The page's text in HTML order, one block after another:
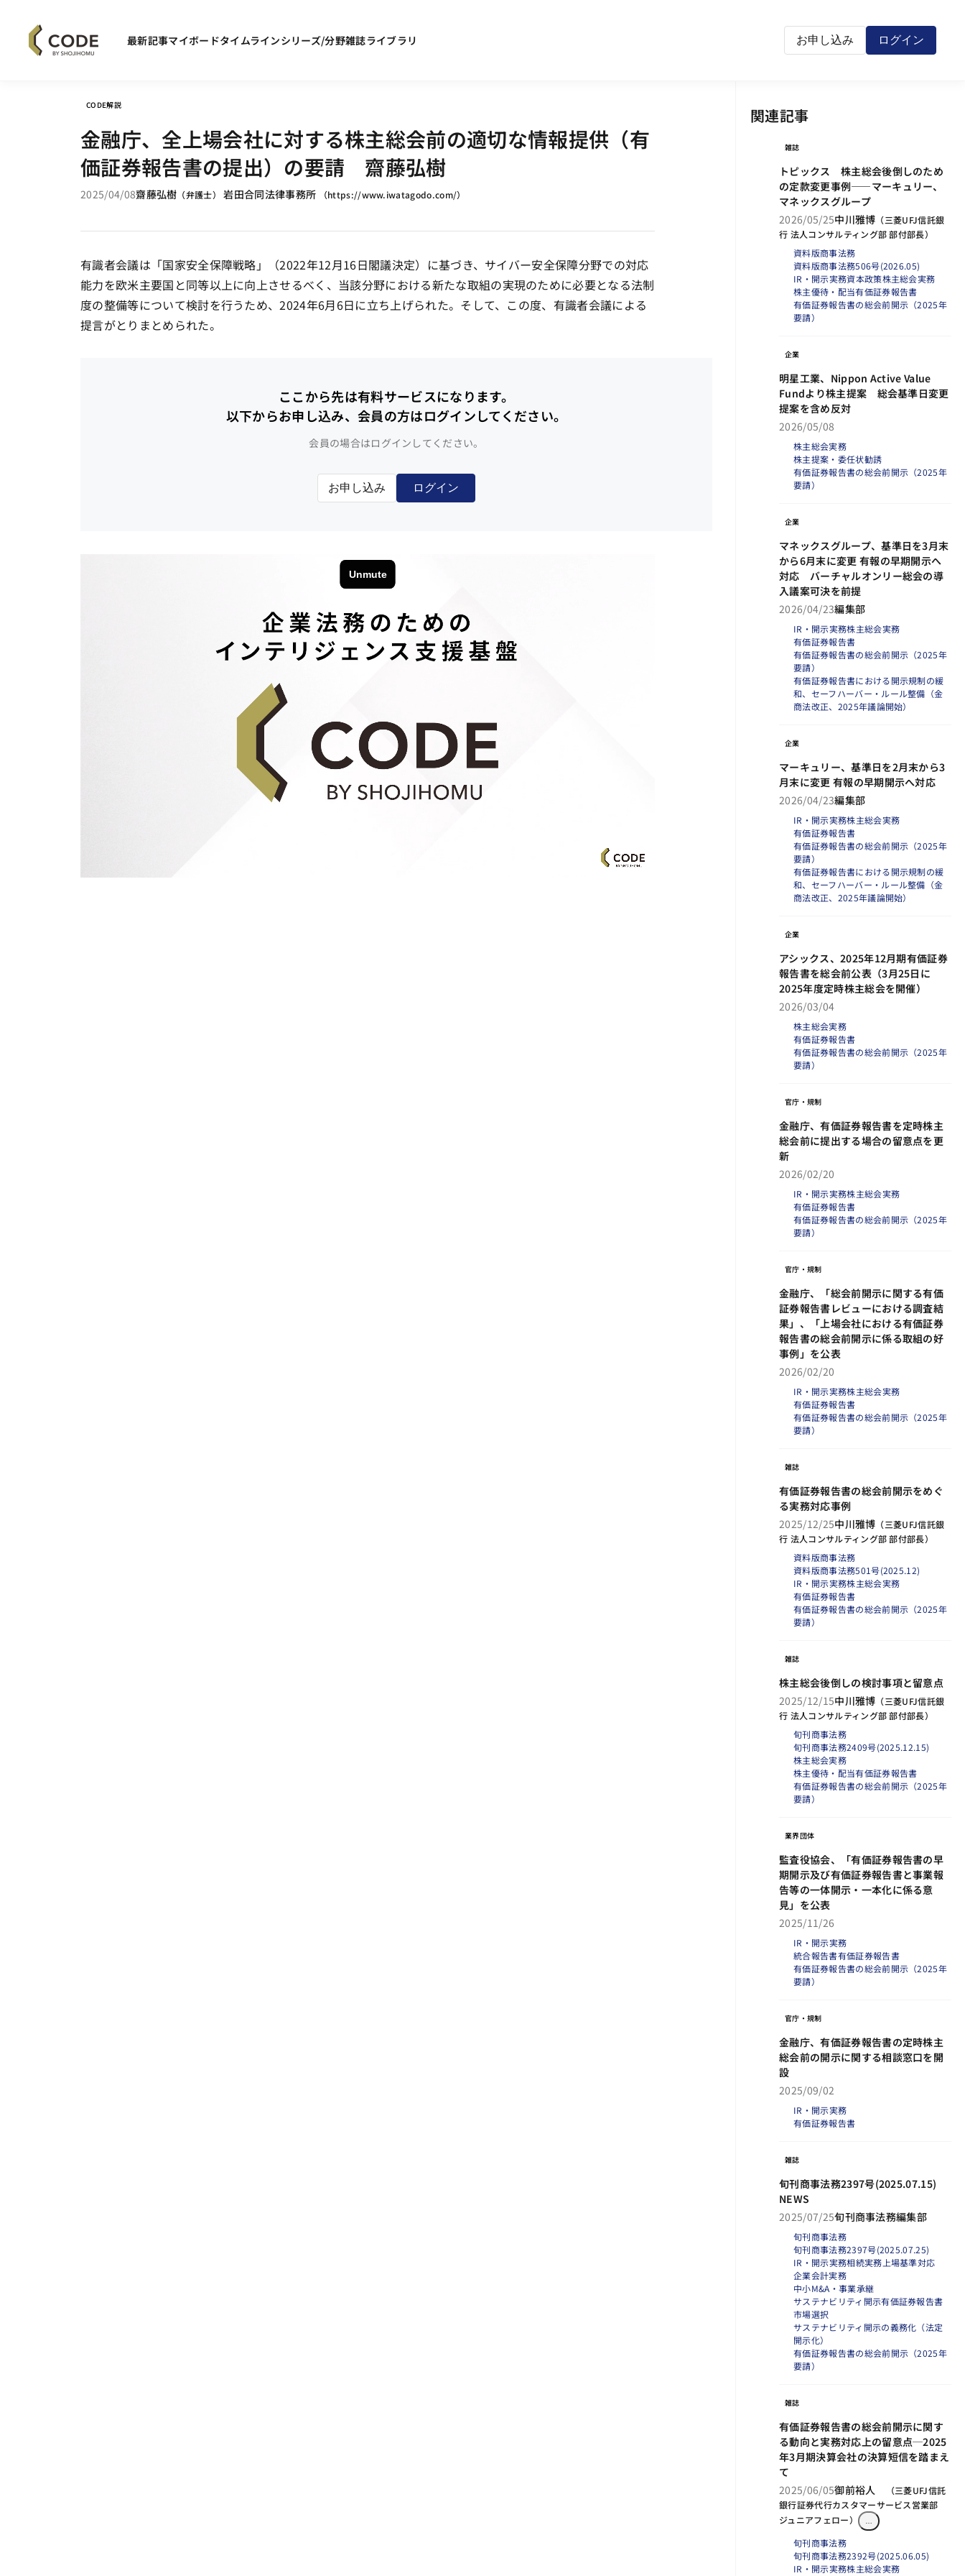
最新記事マイボードタイムラインシリーズ/分野雑誌ライブラリ お申し込み ログイン
CODE解説
金融庁、全上場会社に対する株主総会前の適切な情報提供（有
価証券報告書の提出）の要請 齋藤弘樹
2025/04/08齋藤弘樹 （弁護士） 岩田合同法律事務所 （https://www.iwatagodo.com/）
有識者会議は「国家安全保障戦略」（2022年12月16日閣議決定）に基づき、サイバー安全保障分野での対応
能力を欧米主要国と同等以上に向上させるべく、当該分野における新たな取組の実現のために必要となる法制
度の整備等について検討を行うため、2024年6月6日に立ち上げられた。そして、この度、有識者会議による
提言がとりまとめられた。
ここから先は有料サービスになります。
以下からお申し込み、会員の方はログインしてください。
会員の場合はログインしてください。
お申し込み ログイン
関連記事
雑誌
トピックス 株主総会後倒しのため
の定款変更事例――マーキュリー、
マネックスグループ
2026/05/25中川雅博 （三菱UFJ信託銀
行 法人コンサルティング部 部付部長）
資料版商事法務
資料版商事法務506号(2026.05)
IR・開示実務資本政策株主総会実務
株主優待・配当有価証券報告書
有価証券報告書の総会前開示（2025年
要請）
企業
明星工業、Nippon Active Value
Fundより株主提案 総会基準日変更
提案を含め反対
2026/05/08
株主総会実務
株主提案・委任状勧誘
有価証券報告書の総会前開示（2025年
要請）
企業
マネックスグループ、基準日を3月末
から6月末に変更 有報の早期開示へ
対応 バーチャルオンリー総会の導
入議案可決を前提
2026/04/23編集部
IR・開示実務株主総会実務
有価証券報告書
有価証券報告書の総会前開示（2025年
要請）
有価証券報告書における開示規制の緩
和、セーフハーバー・ルール整備（金
商法改正、2025年議論開始）
企業
マーキュリー、基準日を2月末から3
月末に変更 有報の早期開示へ対応
2026/04/23編集部
IR・開示実務株主総会実務
有価証券報告書
有価証券報告書の総会前開示（2025年
要請）
有価証券報告書における開示規制の緩
和、セーフハーバー・ルール整備（金
商法改正、2025年議論開始）
企業
アシックス、2025年12月期有価証券
報告書を総会前公表（3月25日に
2025年度定時株主総会を開催）
2026/03/04
株主総会実務
有価証券報告書
有価証券報告書の総会前開示（2025年
要請）
官庁・規制
金融庁、有価証券報告書を定時株主
総会前に提出する場合の留意点を更
新
2026/02/20
IR・開示実務株主総会実務
有価証券報告書
有価証券報告書の総会前開示（2025年
要請）
官庁・規制
金融庁、「総会前開示に関する有価
証券報告書レビューにおける調査結
果」、「上場会社における有価証券
報告書の総会前開示に係る取組の好
事例」を公表
2026/02/20
IR・開示実務株主総会実務
有価証券報告書
有価証券報告書の総会前開示（2025年
要請）
雑誌
有価証券報告書の総会前開示をめぐ
る実務対応事例
2025/12/25中川雅博 （三菱UFJ信託銀
行 法人コンサルティング部 部付部長）
資料版商事法務
資料版商事法務501号(2025.12)
IR・開示実務株主総会実務
有価証券報告書
有価証券報告書の総会前開示（2025年
要請）
雑誌
株主総会後倒しの検討事項と留意点
2025/12/15中川雅博 （三菱UFJ信託銀
行 法人コンサルティング部 部付部長）
旬刊商事法務
旬刊商事法務2409号(2025.12.15)
株主総会実務
株主優待・配当有価証券報告書
有価証券報告書の総会前開示（2025年
要請）
業界団体
監査役協会、「有価証券報告書の早
期開示及び有価証券報告書と事業報
告等の一体開示・一本化に係る意
見」を公表
2025/11/26
IR・開示実務
統合報告書有価証券報告書
有価証券報告書の総会前開示（2025年
要請）
官庁・規制
金融庁、有価証券報告書の定時株主
総会前の開示に関する相談窓口を開
設
2025/09/02
IR・開示実務
有価証券報告書
雑誌
旬刊商事法務2397号(2025.07.15)
NEWS
2025/07/25旬刊商事法務編集部
旬刊商事法務
旬刊商事法務2397号(2025.07.25)
IR・開示実務相続実務 上場基準対応
企業会計実務
中小M&A・事業承継
サステナビリティ開示有価証券報告書
市場選択
サステナビリティ開示の義務化（法定
開示化）
有価証券報告書の総会前開示（2025年
要請）
雑誌
有価証券報告書の総会前開示に関す
る動向と実務対応上の留意点─2025
年3月期決算会社の決算短信を踏まえ
て
2025/06/05御前裕人 （三菱UFJ信託
銀行証券代行カスタマーサービス営業部
ジュニアフェロー）
旬刊商事法務
旬刊商事法務2392号(2025.06.05)
IR・開示実務株主総会実務